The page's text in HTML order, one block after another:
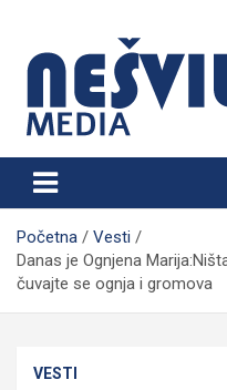
content
Nešvil Media
Početna
Vesti
Danas je Ognjena
čuvajte se ognja i gromova
VESTI